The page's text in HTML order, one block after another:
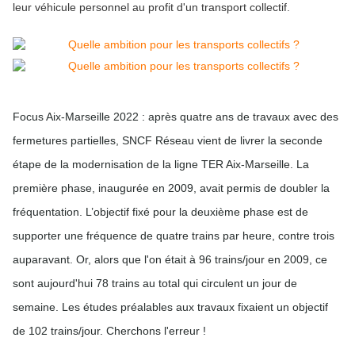
leur véhicule personnel au profit d'un transport collectif.
Focus Aix-Marseille 2022 : après quatre ans de travaux avec des
fermetures partielles, SNCF Réseau vient de livrer la seconde
étape de la modernisation de la ligne TER Aix-Marseille. La
première phase, inaugurée en 2009, avait permis de doubler la
fréquentation. L’objectif fixé pour la deuxième phase est de
supporter une fréquence de quatre trains par heure, contre trois
auparavant. Or, alors que l'on était à 96 trains/jour en 2009, ce
sont aujourd'hui 78 trains au total qui circulent un jour de
semaine. Les études préalables aux travaux fixaient un objectif
de 102 trains/jour. Cherchons l'erreur !